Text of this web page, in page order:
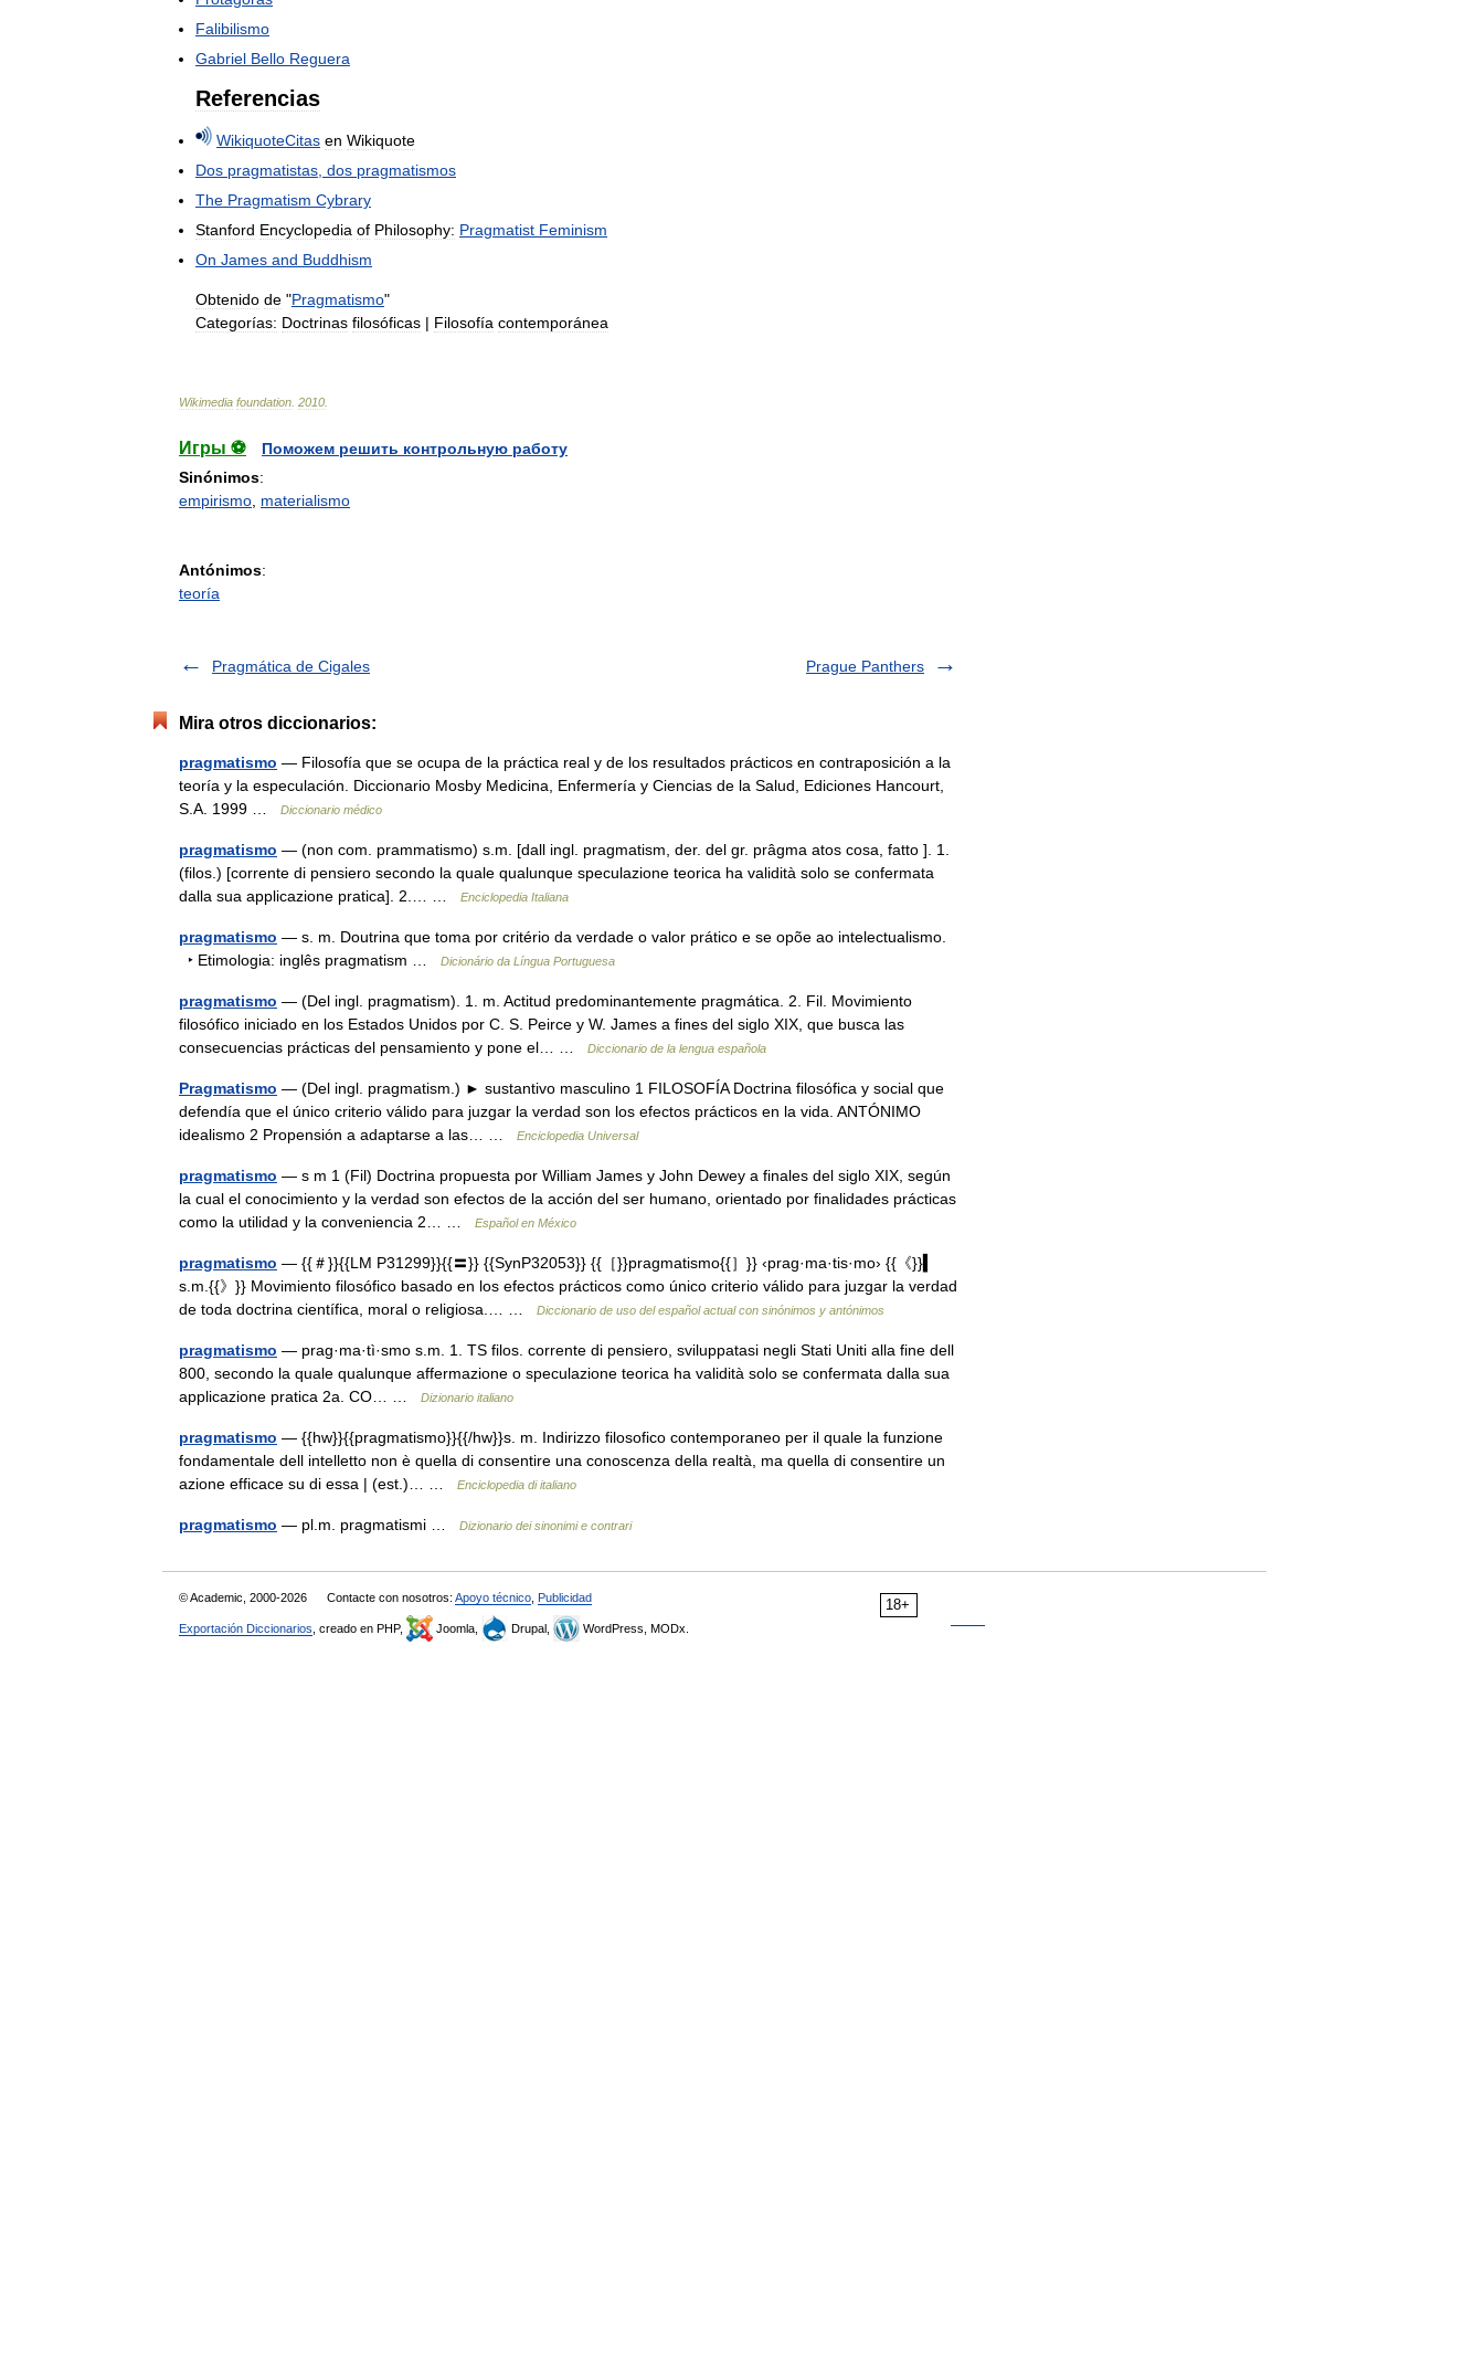
Falibilismo
Gabriel Bello Reguera
Referencias
WikiquoteCitas en Wikiquote
Dos pragmatistas dos pragmatismos
The Pragmatism Cybrary
Stanford Encyclopedia of Philosophy: Pragmatist Feminism
On James and Buddhism
Obtenido de "Pragmatismo"
Categorías: Doctrinas filosóficas | Filosofía contemporánea
Wikimedia foundation 2010
Игры ⚽
Поможем решить контрольную работу
Sinónimos:
empirismo materialismo
Antónimos:
teoría
Pragmática de Cigales Prague Panthers
Mira otros diccionarios:
pragmatismo — Filosofía que se ocupa de la práctica real y de los resultados prácticos en contraposición a la
teoría y la especulación. Diccionario Mosby Medicina, Enfermería y Ciencias de la Salud, Ediciones Hancourt,
S.A. 1999 …
Diccionario médico
pragmatismo — (non com. prammatismo) s.m. [dall ingl. pragmatism, der. del gr. prâgma atos cosa, fatto ]. 1.
(filos.) [corrente di pensiero secondo la quale qualunque speculazione teorica ha validità solo se confermata
dalla sua applicazione pratica]. 2.… …
Enciclopedia Italiana
pragmatismo — s. m. Doutrina que toma por critério da verdade o valor prático e se opõe ao intelectualismo.
‣ Etimologia: inglês pragmatism …
Dicionário da Língua Portuguesa
pragmatismo — (Del ingl. pragmatism). 1. m. Actitud predominantemente pragmática. 2. Fil. Movimiento
filosófico iniciado en los Estados Unidos por C. S. Peirce y W. James a fines del siglo XIX, que busca las
consecuencias prácticas del pensamiento y pone el… …
Diccionario de la lengua española
Pragmatismo — (Del ingl. pragmatism.) ► sustantivo masculino 1 FILOSOFÍA Doctrina filosófica y social que
defendía que el único criterio válido para juzgar la verdad son los efectos prácticos en la vida. ANTÓNIMO
idealismo 2 Propensión a adaptarse a las… …
Enciclopedia Universal
pragmatismo — s m 1 (Fil) Doctrina propuesta por William James y John Dewey a finales del siglo XIX, según
la cual el conocimiento y la verdad son efectos de la acción del ser humano, orientado por finalidades prácticas
como la utilidad y la conveniencia 2… …
Español en México
pragmatismo — {{＃}}{{LM P31299}}{{〓}} {{SynP32053}} {{［}}pragmatismo{{］}} ‹prag·ma·tis·mo› {{《}}▍
s.m.{{》}} Movimiento filosófico basado en los efectos prácticos como único criterio válido para juzgar la verdad
de toda doctrina científica, moral o religiosa.… …
Diccionario de uso del español actual con sinónimos y antónimos
pragmatismo — prag·ma·tì·smo s.m. 1. TS filos. corrente di pensiero, sviluppatasi negli Stati Uniti alla fine dell
800, secondo la quale qualunque affermazione o speculazione teorica ha validità solo se confermata dalla sua
applicazione pratica 2a. CO… …
Dizionario italiano
pragmatismo — {{hw}}{{pragmatismo}}{{/hw}}s. m. Indirizzo filosofico contemporaneo per il quale la funzione
fondamentale dell intelletto non è quella di consentire una conoscenza della realtà, ma quella di consentire un
azione efficace su di essa | (est.)… …
Enciclopedia di italiano
pragmatismo — pl.m. pragmatismi … Dizionario dei sinonimi e contrari
18+
© Academic, 2000-2026 Contacte con nosotros: Apoyo técnico Publicidad
Exportación Diccionarios , creado en PHP, Joomla, Drupal, WordPress, MODx.